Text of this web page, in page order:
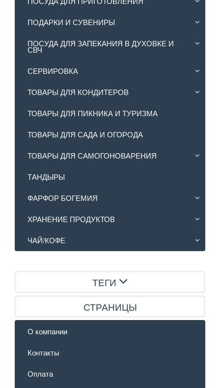
ПОДАРКИ И СУВЕНИРЫ
ПОСУДА ДЛЯ ЗАПЕКАНИЯ В ДУХОВКЕ И
СВЧ
СЕРВИРОВКА
ТОВАРЫ ДЛЯ КОНДИТЕРОВ
ТОВАРЫ ДЛЯ ПИКНИКА И ТУРИЗМА
ТОВАРЫ ДЛЯ САДА И ОГОРОДА
ТОВАРЫ ДЛЯ САМОГОНОВАРЕНИЯ
ТАНДЫРЫ
ФАРФОР БОГЕМИЯ
ХРАНЕНИЕ ПРОДУКТОВ
ЧАЙ/КОФЕ
ТЕГИ
СТРАНИЦЫ
О компании
Контакты
Оплата